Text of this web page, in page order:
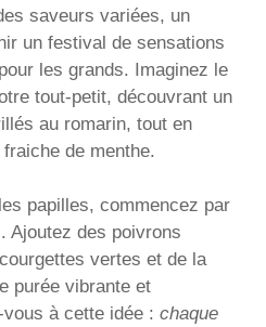
saveurs variées, un
un festival de sensations
les grands. Imaginez le
tout-petit, découvrant un
au romarin, tout en
de menthe.
papilles, commencez par
Ajoutez des poivrons
vertes et de la
purée vibrante et
à cette idée : chaque